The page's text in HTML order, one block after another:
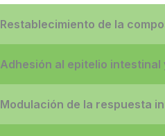
Restablecimiento de la
Adhesión al epitelio
Modulación de la respuesta